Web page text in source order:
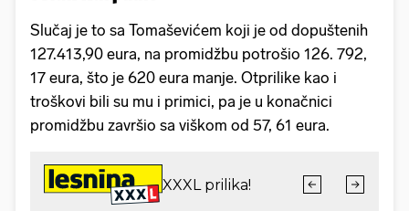
Slučaj je to sa Tomaševićem koji je od dopuštenih
127.413,90 eura, na promidžbu potrošio 126. 792,
17 eura, što je 620 eura manje. Otprilike kao i
troškovi bili su mu i primici, pa je u konačnici
promidžbu završio sa viškom od 57, 61 eura.